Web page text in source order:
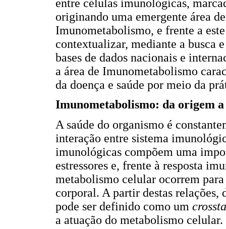
entre células imunológicas,
originando uma emergente área
Imunometabolismo, e frente a
contextualizar, mediante a busca
bases de dados nacionais e
a área de Imunometabolismo
da doença e saúde por meio da
Imunometabolismo: da origem
A saúde do organismo é
interação entre sistema
imunológicas compõem uma
estressores e, frente à resposta
metabolismo celular ocorrem
corporal. A partir destas
pode ser definido como um
a atuação do metabolismo celular.